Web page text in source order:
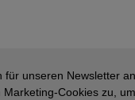
für unseren Newsletter
Marketing-Cookies zu,